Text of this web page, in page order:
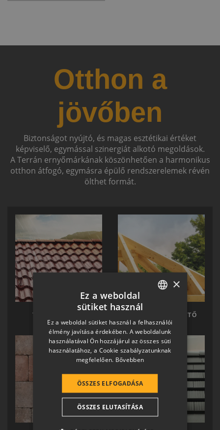
Otthon a
jövőben
Biztonságot nyújtó, és magas esztétikai értéket
képviselő, egymással szinergiát alkotó megoldások.
A Terrán ernyőmárkának köszönhetően a harmonikus
otthon átfogó, egymásra épülő rendszerelemek révén
ölthet formát.
TERRÁN TETŐ TERRÁN KÉSZTETŐ
HUNGARIAN
SLOVAK
GERMAN
ROMANIAN
CROATIAN
SR
RO-HU
×
Ez a weboldal
sütiket használ
Ez a weboldal sütiket használ a felhasználói
élmény javítása érdekében. A weboldalunk
használatával Ön hozzájárul az összes süti
használatához, a Cookie szabályzatunknak
megfelelően. Bővebben
ÖSSZES ELFOGADÁSA
ÖSSZES ELUTASÍTÁSA